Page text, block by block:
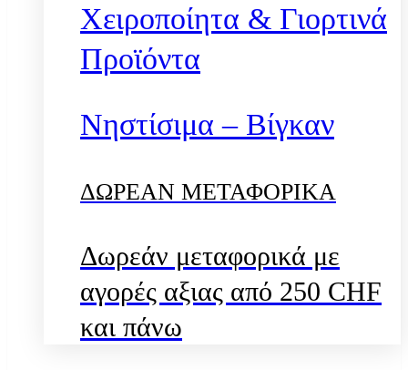
Χειροποίητα & Γιορτινά
Προϊόντα
Νηστίσιμα – Βίγκαν
ΔΩΡΕΑΝ ΜΕΤΑΦΟΡΙΚΑ
Δωρεάν μεταφορικά με
αγορές αξιας από 250 CHF
και πάνω